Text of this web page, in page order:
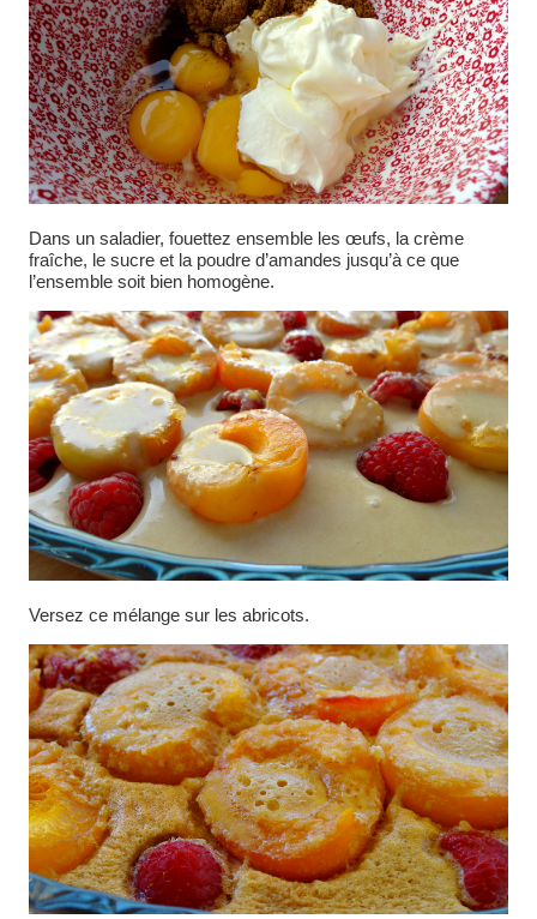
Dans un saladier, fouettez ensemble les œufs, la crème
fraîche, le sucre et la poudre d’amandes jusqu’à ce que
l’ensemble soit bien homogène.
Versez ce mélange sur les abricots.